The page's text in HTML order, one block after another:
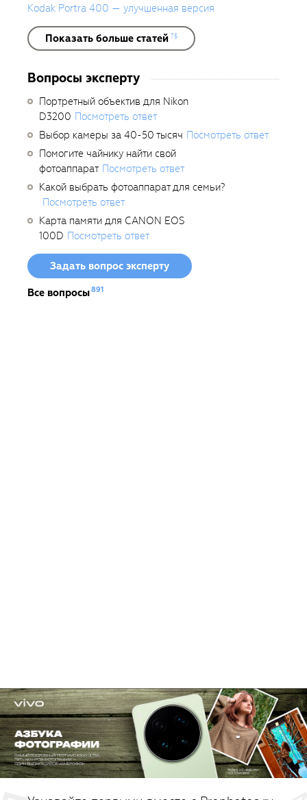
Kodak Portra 400 — улучшенная версия
Показать больше статей 75
Вопросы эксперту
Портретный объектив для Nikon
D3200 Посмотреть ответ
Выбор камеры за 40-50 тысяч Посмотреть ответ
Помогите чайнику найти свой
фотоаппарат Посмотреть ответ
Какой выбрать фотоаппарат для семьи?
Посмотреть ответ
Карта памяти для CANON EOS
100D Посмотреть ответ
Задать вопрос эксперту
Все вопросы891